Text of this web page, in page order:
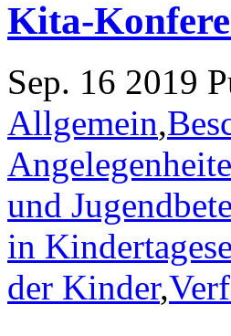
Kita-
Sep. 16 2019
Allgemein,
und
in
der Kinder,